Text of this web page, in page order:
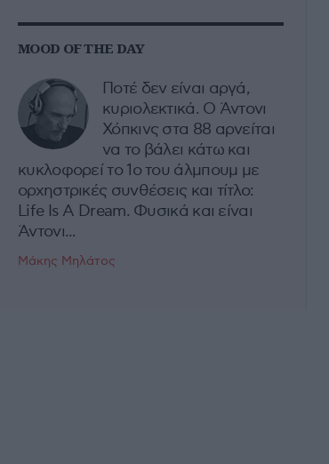
MOOD OF THE DAY
Ποτέ δεν είναι αργά,
κυριολεκτικά. Ο Άντονι
Χόπκινς στα 88 αρνείται
να το βάλει κάτω και
κυκλοφορεί το 1ο του άλμπουμ με
ορχηστρικές συνθέσεις και τίτλο:
Life Is A Dream. Φυσικά και είναι
Άντονι...
Μάκης Μηλάτος